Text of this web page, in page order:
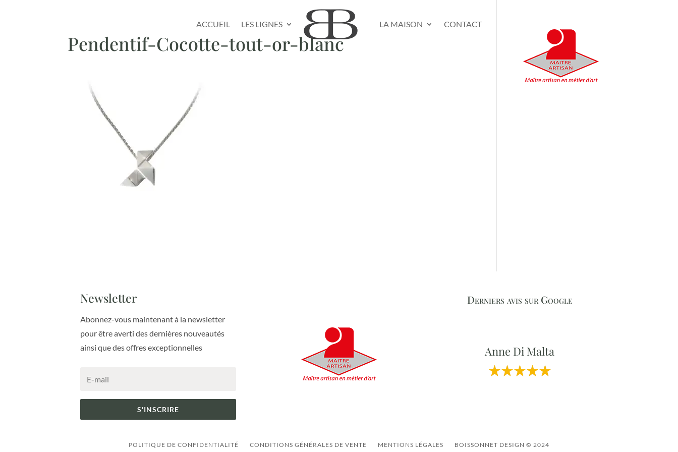
ACCUEIL LES LIGNES LA MAISON CONTACT
Pendentif-Cocotte-tout-or-blanc
Newsletter
Abonnez-vous maintenant à la newsletter
pour être averti des dernières nouveautés
ainsi que des offres exceptionnelles
S'INSCRIRE
Derniers avis sur Google
Anne Di Malta
POLITIQUE DE CONFIDENTIALITÉ CONDITIONS GÉNÉRALES DE VENTE MENTIONS LÉGALES BOISSONNET DESIGN © 2024